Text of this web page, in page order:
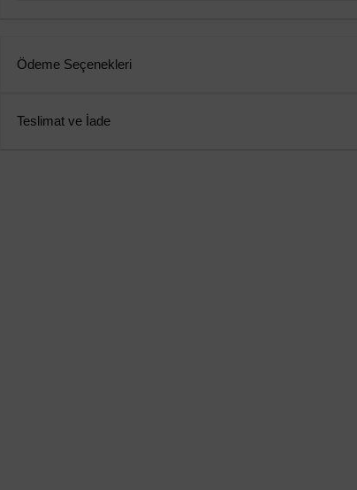
Ödeme Seçenekleri
Teslimat ve İade